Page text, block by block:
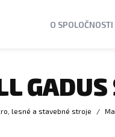
O SPOLOČNOSTI
lesné a stavebné stroje /